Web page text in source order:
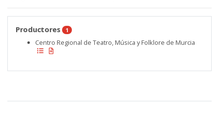
Productores 1
Centro Regional de Teatro, Música y Folklore de Murcia